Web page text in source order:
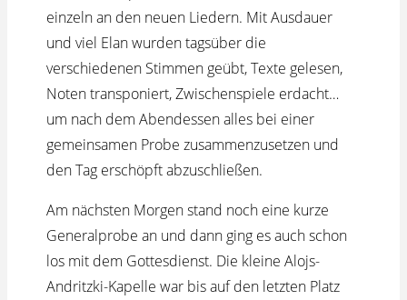
einzeln an den neuen Liedern. Mit Ausdauer
und viel Elan wurden tagsüber die
verschiedenen Stimmen geübt, Texte gelesen,
Noten transponiert, Zwischenspiele erdacht…
um nach dem Abendessen alles bei einer
gemeinsamen Probe zusammenzusetzen und
den Tag erschöpft abzuschließen.
Am nächsten Morgen stand noch eine kurze
Generalprobe an und dann ging es auch schon
los mit dem Gottesdienst. Die kleine Alojs-
Andritzki-Kapelle war bis auf den letzten Platz